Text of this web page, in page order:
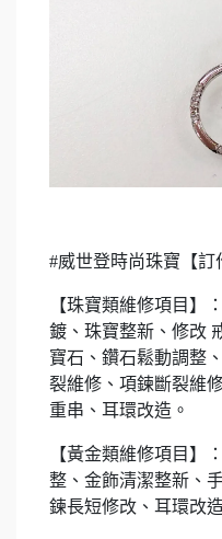
#威世登時尚珠寶【
【珠寶類維修項目】
鍍、珠寶整新、修改
寶石、鑽石鬆動調整
裂維修、項鍊斷裂維
重串、耳環改造。
【黃金類維修項目】
整、金飾清潔整新、
鍊長短修改、耳環改